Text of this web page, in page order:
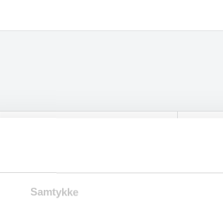
Samtykke